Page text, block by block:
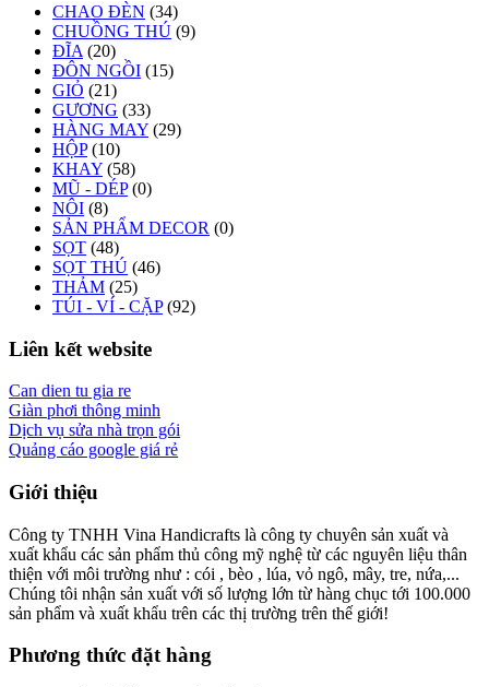
CHAO ĐÈN (34)
CHUỒNG THÚ (9)
ĐĨA (20)
ĐÔN NGỒI (15)
GIỎ (21)
GƯƠNG (33)
HÀNG MAY (29)
HỘP (10)
KHAY (58)
MŨ - DÉP (0)
NÔI (8)
SẢN PHẨM DECOR (0)
SỌT (48)
SỌT THÚ (46)
THẢM (25)
TÚI - VÍ - CẶP (92)
Liên kết website
Can dien tu gia re
Giàn phơi thông minh
Dịch vụ sửa nhà trọn gói
Quảng cáo google giá rẻ
Giới thiệu
Công ty TNHH Vina Handicrafts là công ty chuyên sản xuất và
xuất khẩu các sản phẩm thủ công mỹ nghệ từ các nguyên liệu thân
thiện với môi trường như : cói , bèo , lúa, vỏ ngô, mây, tre, nứa,...
Chúng tôi nhận sản xuất với số lượng lớn từ hàng chục tới 100.000
sản phẩm và xuất khẩu trên các thị trường trên thế giới!
Phương thức đặt hàng